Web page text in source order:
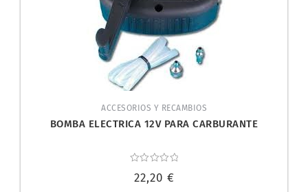
ACCESORIOS Y RECAMBIOS
BOMBA ELECTRICA 12V PARA CARBURANTE
con
22,20 €